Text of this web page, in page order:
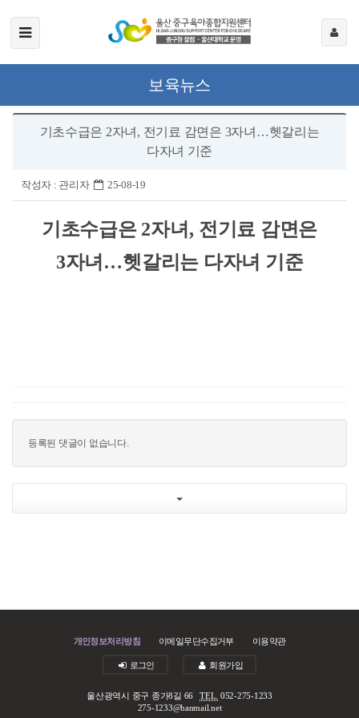
보육뉴스
기초수급은 2자녀, 전기료 감면은 3자녀…헷갈리는
다자녀 기준
작성자 : 관리자 25-08-19
기초수급은 2자녀 , 전기료 감면은
3자녀 …헷갈리는 다자녀 기준
등록된 댓글이 없습니다.
개인정보처리방침 이메일무단수집거부 이용약관
로그인 회원가입
울산광역시 중구 종가8길 66TEL. 052-275-1233
275-1233@hanmail.net